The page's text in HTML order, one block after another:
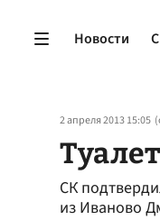
Новости
2 апреля 2013 15:05
СК
из Иваново